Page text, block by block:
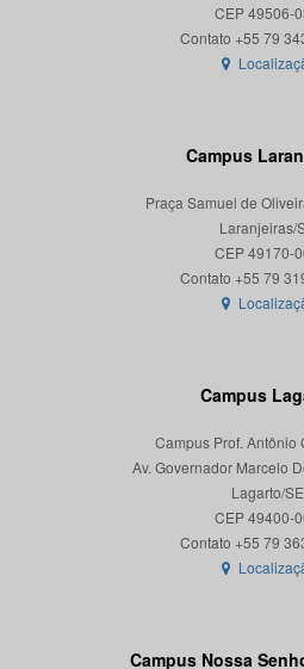
CEP 49506-
Campus
Praça Samuel de
Laranjeiras/
CEP 49170-
Campus
Campus Prof. Antônio
Av. Governador Marcelo
Lagarto/SE
CEP 49400-
Campus Nossa